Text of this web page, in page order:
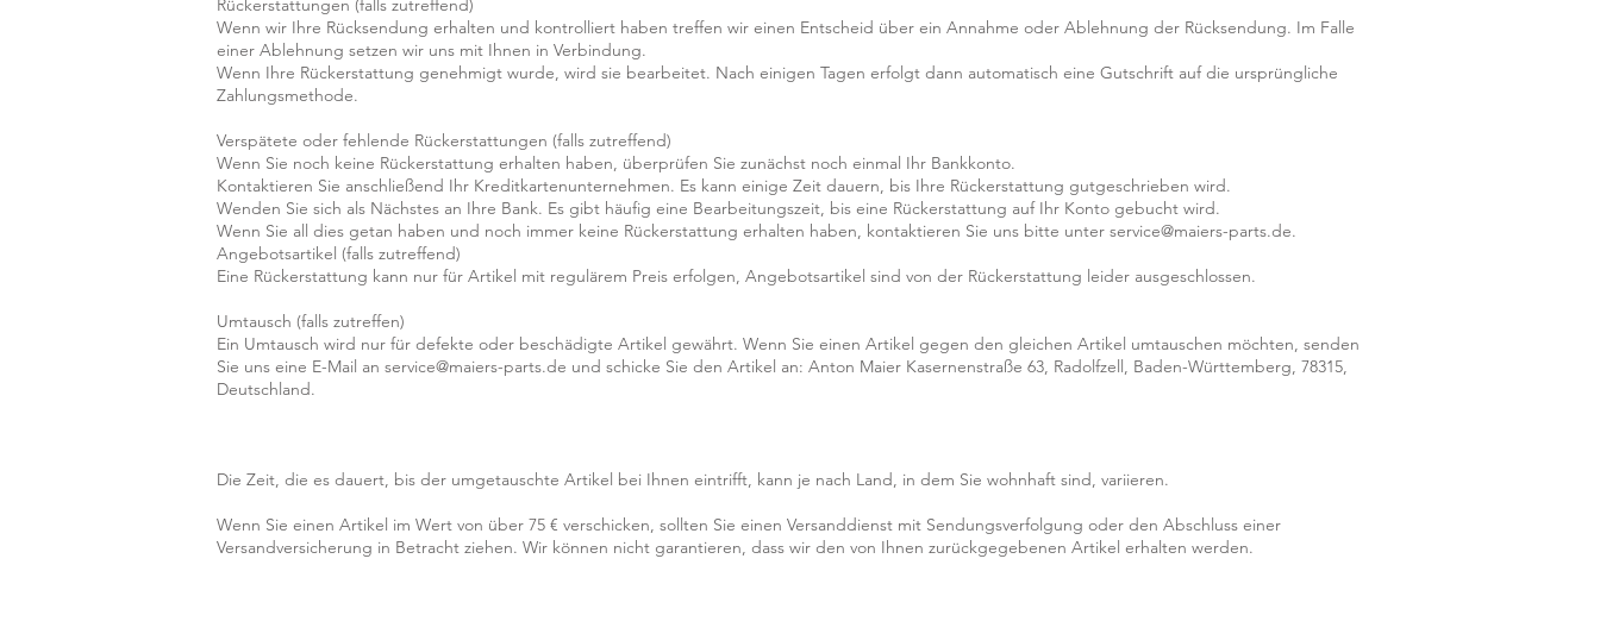
Rückerstattungen (falls zutreffend)
Wenn wir Ihre Rücksendung erhalten und kontrolliert haben treffen wir einen Entscheid über ein Annahme oder Ablehnung der Rücksendung. Im Falle
einer Ablehnung setzen wir uns mit Ihnen in Verbindung.
Wenn Ihre Rückerstattung genehmigt wurde, wird sie bearbeitet. Nach einigen Tagen erfolgt dann automatisch eine Gutschrift auf die ursprüngliche
Zahlungsmethode.
Verspätete oder fehlende Rückerstattungen (falls zutreffend)
Wenn Sie noch keine Rückerstattung erhalten haben, überprüfen Sie zunächst noch einmal Ihr Bankkonto.
Kontaktieren Sie anschließend Ihr Kreditkartenunternehmen. Es kann einige Zeit dauern, bis Ihre Rückerstattung gutgeschrieben wird.
Wenden Sie sich als Nächstes an Ihre Bank. Es gibt häufig eine Bearbeitungszeit, bis eine Rückerstattung auf Ihr Konto gebucht wird.
Wenn Sie all dies getan haben und noch immer keine Rückerstattung erhalten haben, kontaktieren Sie uns bitte unter service@maiers-parts.de.
Angebotsartikel (falls zutreffend)
Eine Rückerstattung kann nur für Artikel mit regulärem Preis erfolgen, Angebotsartikel sind von der Rückerstattung leider ausgeschlossen.
Umtausch (falls zutreffen)
Ein Umtausch wird nur für defekte oder beschädigte Artikel gewährt. Wenn Sie einen Artikel gegen den gleichen Artikel umtauschen möchten, senden
Sie uns eine E-Mail an service@maiers-parts.de und schicke Sie den Artikel an: Anton Maier Kasernenstraße 63, Radolfzell, Baden-Württemberg, 78315,
Deutschland.
Die Zeit, die es dauert, bis der umgetauschte Artikel bei Ihnen eintrifft, kann je nach Land, in dem Sie wohnhaft sind, variieren.
Wenn Sie einen Artikel im Wert von über 75 € verschicken, sollten Sie einen Versanddienst mit Sendungsverfolgung oder den Abschluss einer
Versandversicherung in Betracht ziehen. Wir können nicht garantieren, dass wir den von Ihnen zurückgegebenen Artikel erhalten werden.